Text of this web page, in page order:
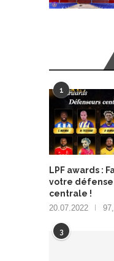
1
LPF awards :
votre défense
centrale !
20.07.2022
3